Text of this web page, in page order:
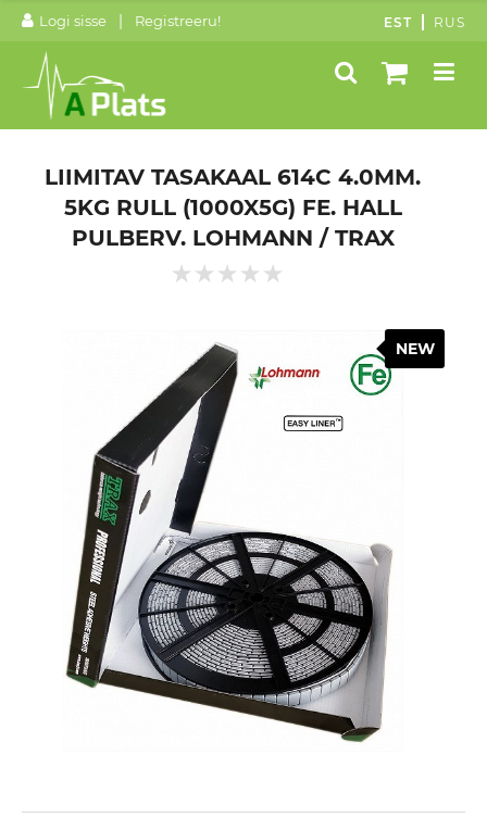
Logi sisse | Registreeru! EST RUS
LIIMITAV TASAKAAL 614C 4.0MM.
5KG RULL (1000X5G) FE. HALL
PULBERV. LOHMANN / TRAX
NEW